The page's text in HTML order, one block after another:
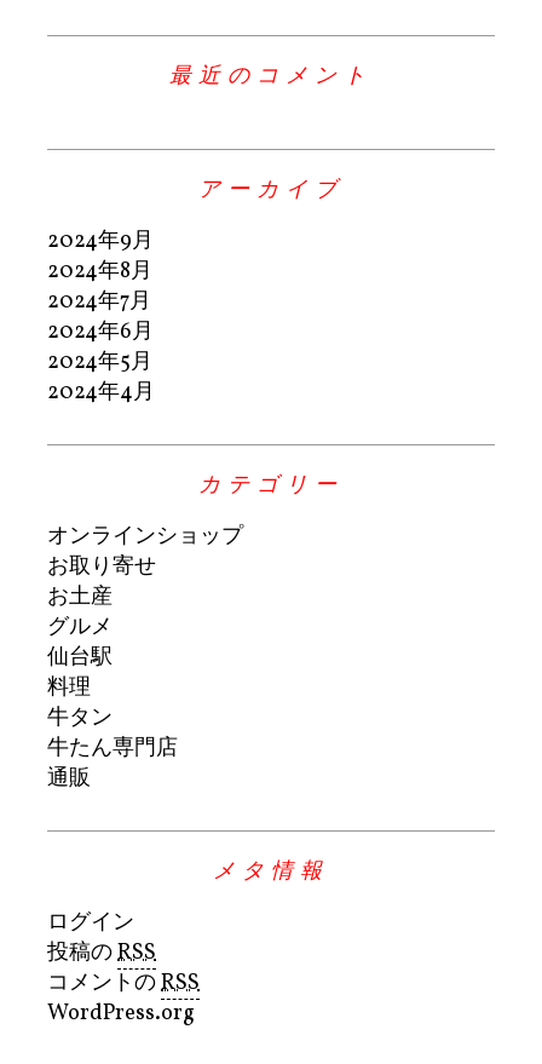
最近のコメント
アーカイブ
2024年9月
2024年8月
2024年7月
2024年6月
2024年5月
2024年4月
カテゴリー
オンラインショップ
お取り寄せ
お土産
グルメ
仙台駅
料理
牛タン
牛たん専門店
通販
メタ情報
ログイン
投稿のRSS
コメントのRSS
WordPress.org